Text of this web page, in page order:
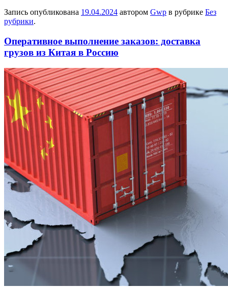
Запись опубликована 19.04.2024 автором Gwp в рубрике Без
рубрики.
Оперативное выполнение заказов: доставка
грузов из Китая в Россию